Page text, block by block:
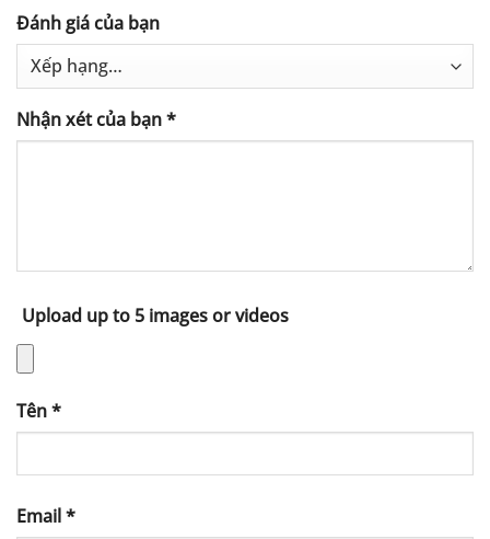
Đánh giá của bạn
Nhận xét của bạn*
Upload up to 5 images or videos
Tên*
Email*